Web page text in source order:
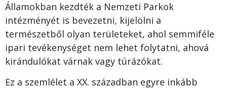
Államokban kezdték a Nemzeti Parkok
intézményét is bevezetni, kijelölni a
természetből olyan területeket, ahol semmiféle
ipari tevékenységet nem lehet folytatni, ahová
kirándulókat várnak vagy túrázókat.
Ez a szemlélet a XX. században egyre inkább